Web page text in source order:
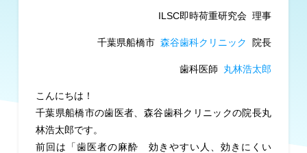
ILSC即時荷重研究会 理事
千葉県船橋市森谷歯科クリニック 院長
歯科医師 丸林浩太郎
こんにちは！
千葉県船橋市の歯医者、森谷歯科クリニックの院長丸
林浩太郎です。
前回は「歯医者の麻酔 効きやすい人、効きにくい